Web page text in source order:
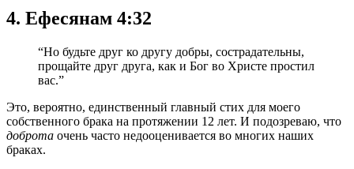
4. Ефесянам 4:32
“Но будьте друг ко другу добры, сострадательны,
прощайте друг друга, как и Бог во Христе простил
вас.”
Это, вероятно, единственный главный стих для моего
собственного брака на протяжении 12 лет. И подозреваю, что
доброта очень часто недооценивается во многих наших
браках.